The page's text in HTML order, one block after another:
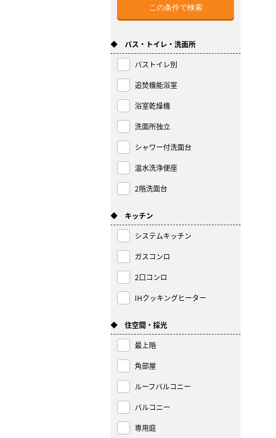
◆ バス・トイレ・洗面所
バストイレ別
追焚機能浴室
浴室乾燥機
洗面所独立
シャワー付洗面台
温水洗浄便座
2階洗面台
◆ キッチン
システムキッチン
ガスコンロ
2口コンロ
IHクッキングヒーター
◆ 住空間・採光
最上階
角部屋
ルーフバルコニー
バルコニー
専用庭